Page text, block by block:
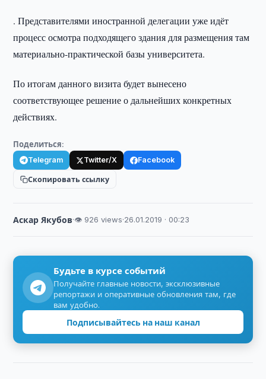
. Представителями иностранной делегации уже идёт
процесс осмотра подходящего здания для размещения там
материально-практической базы университета.
По итогам данного визита будет вынесено
соответствующее решение о дальнейших конкретных
действиях.
Поделиться:
Telegram Twitter/X Facebook
Скопировать ссылку
Аскар Якубов·👁 926 views·26.01.2019 · 00:23
Будьте в курсе событий
Получайте главные новости, эксклюзивные
репортажи и оперативные обновления там, где
вам удобно.
Подписывайтесь на наш канал